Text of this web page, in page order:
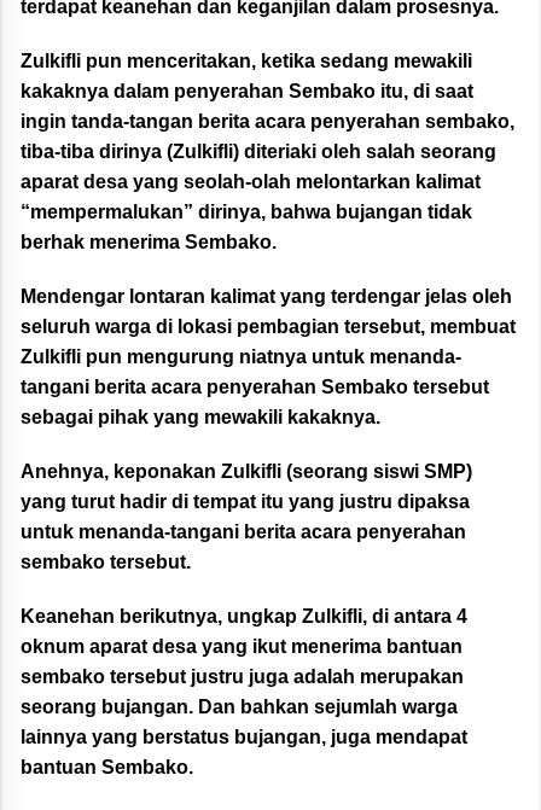
terdapat keanehan dan keganjilan dalam prosesnya.
Zulkifli pun menceritakan, ketika sedang mewakili
kakaknya dalam penyerahan Sembako itu, di saat
ingin tanda-tangan berita acara penyerahan sembako,
tiba-tiba dirinya (Zulkifli) diteriaki oleh salah seorang
aparat desa yang seolah-olah melontarkan kalimat
“mempermalukan” dirinya, bahwa bujangan tidak
berhak menerima Sembako.
Mendengar lontaran kalimat yang terdengar jelas oleh
seluruh warga di lokasi pembagian tersebut, membuat
Zulkifli pun mengurung niatnya untuk menanda-
tangani berita acara penyerahan Sembako tersebut
sebagai pihak yang mewakili kakaknya.
Anehnya, keponakan Zulkifli (seorang siswi SMP)
yang turut hadir di tempat itu yang justru dipaksa
untuk menanda-tangani berita acara penyerahan
sembako tersebut.
Keanehan berikutnya, ungkap Zulkifli, di antara 4
oknum aparat desa yang ikut menerima bantuan
sembako tersebut justru juga adalah merupakan
seorang bujangan. Dan bahkan sejumlah warga
lainnya yang berstatus bujangan, juga mendapat
bantuan Sembako.